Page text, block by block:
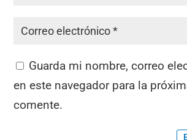
Guarda mi nombre, correo
en este navegador para la
comente.